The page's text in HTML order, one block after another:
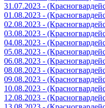
31.07.2023 -
01.08.2023 -
02.08.2023 -
03.08.2023 -
04.08.2023 -
05.08.2023 -
06.08.2023 -
08.08.2023 -
09.08.2023 -
10.08.2023 -
12.08.2023 -